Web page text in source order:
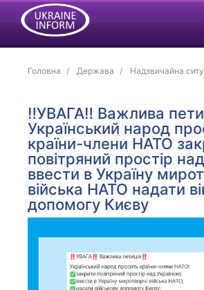
Головна Держава Надзвичайна
‼️УВАГА‼️ Важлива
Український народ
країни-члени НАТО
повітряний простір
ввести в Україну
війська НАТО надати
допомогу Києву